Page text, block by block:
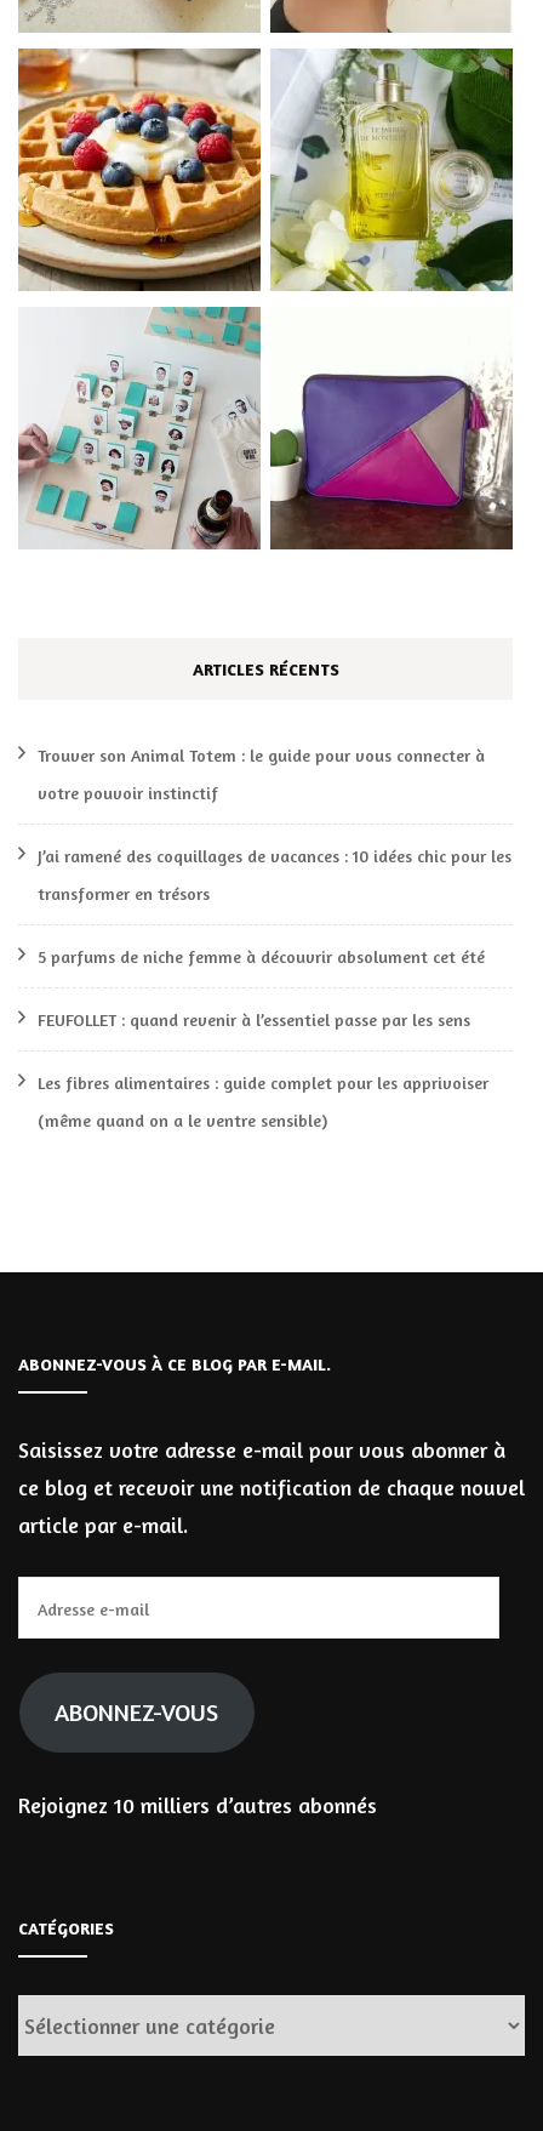
ARTICLES RÉCENTS
Trouver son Animal Totem : le guide pour vous connecter à
votre pouvoir instinctif
J’ai ramené des coquillages de vacances : 10 idées chic pour les
transformer en trésors
5 parfums de niche femme à découvrir absolument cet été
FEUFOLLET : quand revenir à l’essentiel passe par les sens
Les fibres alimentaires : guide complet pour les apprivoiser
(même quand on a le ventre sensible)
ABONNEZ-VOUS À CE BLOG PAR E-MAIL.
Saisissez votre adresse e-mail pour vous abonner à
ce blog et recevoir une notification de chaque nouvel
article par e-mail.
e-
mail
ABONNEZ-VOUS
Rejoignez 10 milliers d’autres abonnés
CATÉGORIES
Catégories